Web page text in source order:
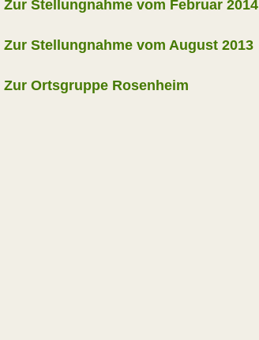
Zur Stellungnahme vom Februar 2014
Zur Stellungnahme vom August 2013
Zur Ortsgruppe Rosenheim